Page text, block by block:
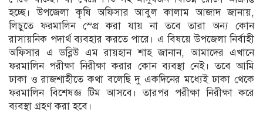
হচ্ছে। উপজেলা কৃষি অফিসার আবুল কালাম আজাদ জানায়,
লিচুতে ফরমালিন স্প্রে করা যায় না তবে তারা অন্য কোন
রাসায়নিক পদার্থ ব্যবহার করতে পারে। এ বিষয়ে উপজেলা নির্বাহী
অফিসার এ ডব্লিউ এম রায়হান শাহ জানান, আমাদের এখানে
ফরমালিন পরীক্ষা নিরীক্ষা করার কোন ব্যবস্থা নেই। তবে আমি
ঢাকা ও রাজশাহীতে কথা বলেছি দু একদিনের মধ্যেই ঢাকা থেকে
ফরমালিন বিশেষজ্ঞ টিম আসবে। তারপর পরীক্ষা নিরীক্ষা করে
ব্যবস্থা গ্রহণ করা হবে।